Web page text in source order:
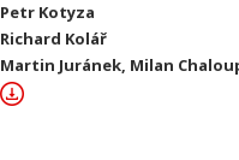
Petr Kotyza
Richard Kolář
Martin Juránek, Milan